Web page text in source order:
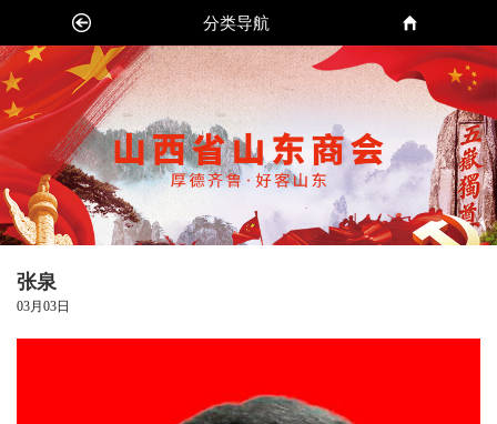
分类导航
张泉
03月03日